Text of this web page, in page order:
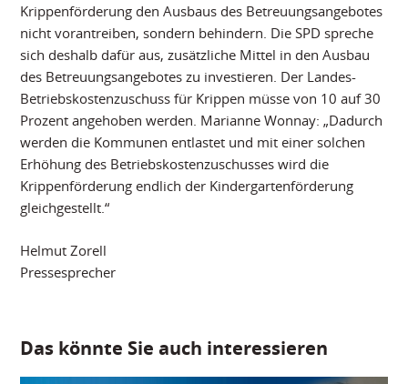
Krippenförderung den Ausbaus des Betreuungsangebotes
nicht vorantreiben, sondern behindern. Die SPD spreche
sich deshalb dafür aus, zusätzliche Mittel in den Ausbau
des Betreuungsangebotes zu investieren. Der Landes-
Betriebskostenzuschuss für Krippen müsse von 10 auf 30
Prozent angehoben werden. Marianne Wonnay: „Dadurch
werden die Kommunen entlastet und mit einer solchen
Erhöhung des Betriebskostenzuschusses wird die
Krippenförderung endlich der Kindergartenförderung
gleichgestellt.“
Helmut Zorell
Pressesprecher
Das könnte Sie auch interessieren